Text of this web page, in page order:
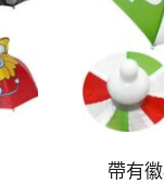
帶有